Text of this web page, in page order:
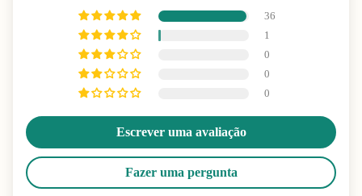
36
1
0
0
0
Escrever uma avaliação
Fazer uma pergunta